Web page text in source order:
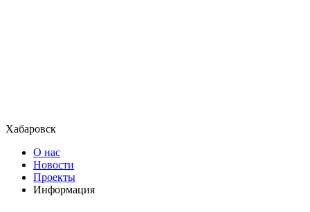
Хабаровск
О нас
Новости
Проекты
Информация